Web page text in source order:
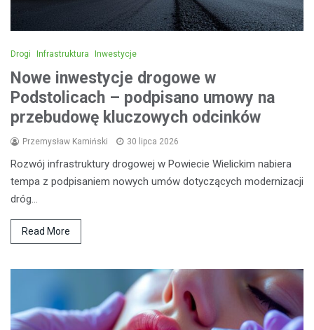
Drogi Infrastruktura Inwestycje
Nowe inwestycje drogowe w
Podstolicach – podpisano umowy na
przebudowę kluczowych odcinków
Przemysław Kamiński 30 lipca 2026
Rozwój infrastruktury drogowej w Powiecie Wielickim nabiera
tempa z podpisaniem nowych umów dotyczących modernizacji
dróg…
Read More